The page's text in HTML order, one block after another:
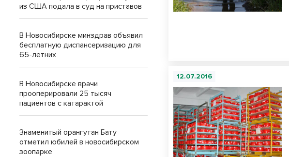
12.07.2016
из США подала в суд на приставов
В Новосибирске минздрав объявил
бесплатную диспансеризацию для
65-летних
В Новосибирске врачи
прооперировали 25 тысяч
пациентов с катарактой
Знаменитый орангутан Бату
отметил юбилей в новосибирском
зоопарке